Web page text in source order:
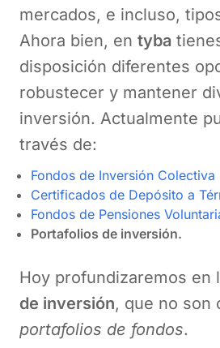
mercados, e incluso,
Ahora bien, en tyba
disposición diferentes
robustecer y mantener
inversión. Actualmente
través de:
Fondos de Inversión Colectiva
Certificados de Depósito a
Fondos de Pensiones
Portafolios de inversión.
Hoy profundizaremos en
de inversión, que no son
portafolios de fondos.